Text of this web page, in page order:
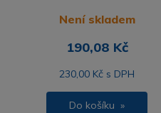
Není skladem
190,08 Kč
230,00 Kč s DPH
Do košíku »